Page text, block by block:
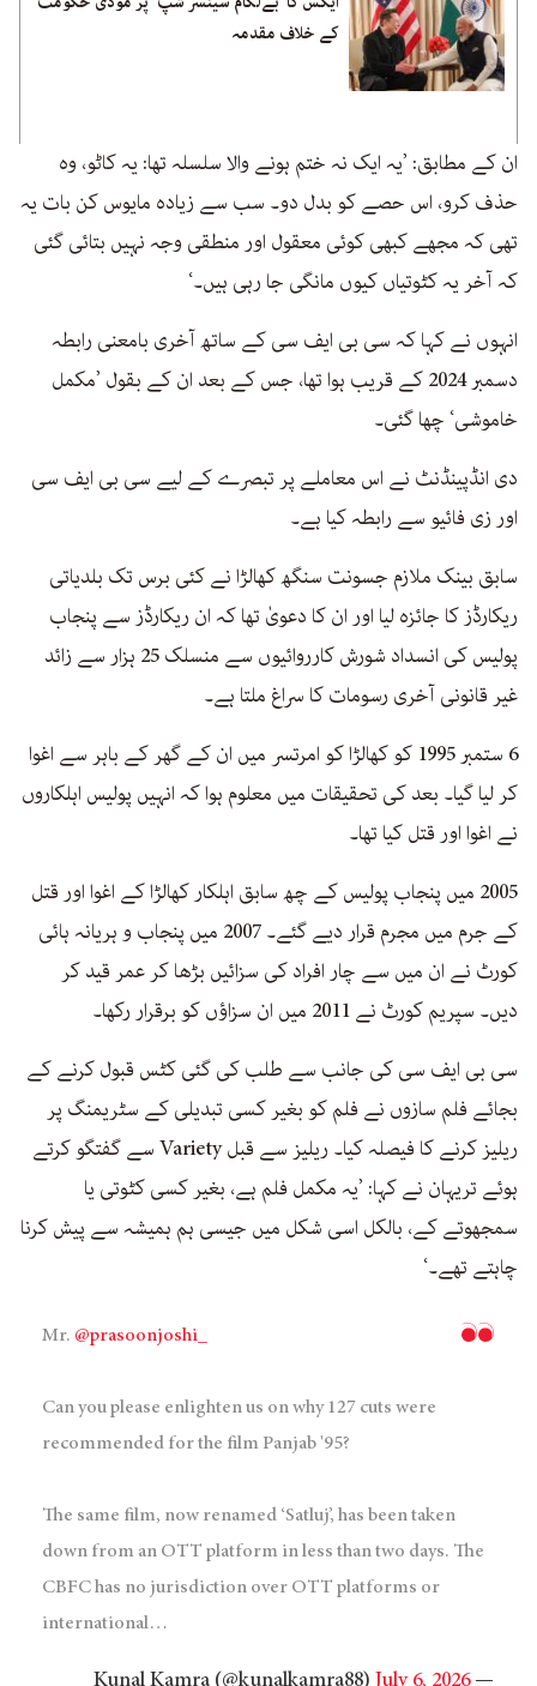
کے خلاف مقدمہ
ان کے مطابق: ’یہ ایک نہ ختم ہونے والا سلسلہ تھا: یہ کاٹو، وہ
حذف کرو، اس حصے کو بدل دو۔ سب سے زیادہ مایوس کن بات یہ
تھی کہ مجھے کبھی کوئی معقول اور منطقی وجہ نہیں بتائی گئی
کہ آخر یہ کٹوتیاں کیوں مانگی جا رہی ہیں۔‘
انہوں نے کہا کہ سی بی ایف سی کے ساتھ آخری بامعنی رابطہ
دسمبر 2024 کے قریب ہوا تھا، جس کے بعد ان کے بقول ’مکمل
خاموشی‘ چھا گئی۔
دی انڈپینڈنٹ نے اس معاملے پر تبصرے کے لیے سی بی ایف سی
اور زی فائیو سے رابطہ کیا ہے۔
سابق بینک ملازم جسونت سنگھ کھالڑا نے کئی برس تک بلدیاتی
ریکارڈز کا جائزہ لیا اور ان کا دعویٰ تھا کہ ان ریکارڈز سے پنجاب
پولیس کی انسداد شورش کارروائیوں سے منسلک 25 ہزار سے زائد
غیر قانونی آخری رسومات کا سراغ ملتا ہے۔
6 ستمبر 1995 کو کھالڑا کو امرتسر میں ان کے گھر کے باہر سے اغوا
کر لیا گیا۔ بعد کی تحقیقات میں معلوم ہوا کہ انہیں پولیس اہلکاروں
نے اغوا اور قتل کیا تھا۔
2005 میں پنجاب پولیس کے چھ سابق اہلکار کھالڑا کے اغوا اور قتل
کے جرم میں مجرم قرار دیے گئے۔ 2007 میں پنجاب و ہریانہ ہائی
کورٹ نے ان میں سے چار افراد کی سزائیں بڑھا کر عمر قید کر
دیں۔ سپریم کورٹ نے 2011 میں ان سزاؤں کو برقرار رکھا۔
سی بی ایف سی کی جانب سے طلب کی گئی کٹس قبول کرنے کے
بجائے فلم سازوں نے فلم کو بغیر کسی تبدیلی کے سٹریمنگ پر
ریلیز کرنے کا فیصلہ کیا۔ ریلیز سے قبل Variety سے گفتگو کرتے
ہوئے تریہان نے کہا: ’یہ مکمل فلم ہے، بغیر کسی کٹوتی یا
سمجھوتے کے، بالکل اسی شکل میں جیسی ہم ہمیشہ سے پیش کرنا
چاہتے تھے۔‘
Mr. @prasoonjoshi_
Can you please enlighten us on why 127 cuts were
recommended for the film Panjab '95?
The same film, now renamed ‘Satluj’, has been taken
down from an OTT platform in less than two days. The
CBFC has no jurisdiction over OTT platforms or
international…
— Kunal Kamra (@kunalkamra88)
July 6, 2026